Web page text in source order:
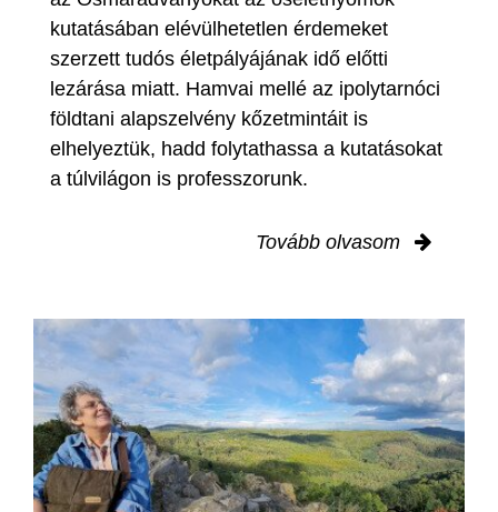
kutatásában elévülhetetlen érdemeket
szerzett tudós életpályájának idő előtti
lezárása miatt. Hamvai mellé az ipolytarnóci
földtani alapszelvény kőzetmintáit is
elhelyeztük, hadd folytathassa a kutatásokat
a túlvilágon is professzorunk.
Tovább olvasom